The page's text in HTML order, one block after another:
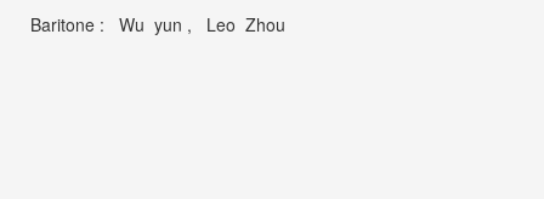
Baritone : Wu yun ,
Leo Zhou